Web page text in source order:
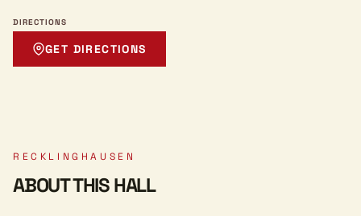
DIRECTIONS
GET DIRECTIONS
RECKLINGHAUSEN
ABOUT THIS HALL